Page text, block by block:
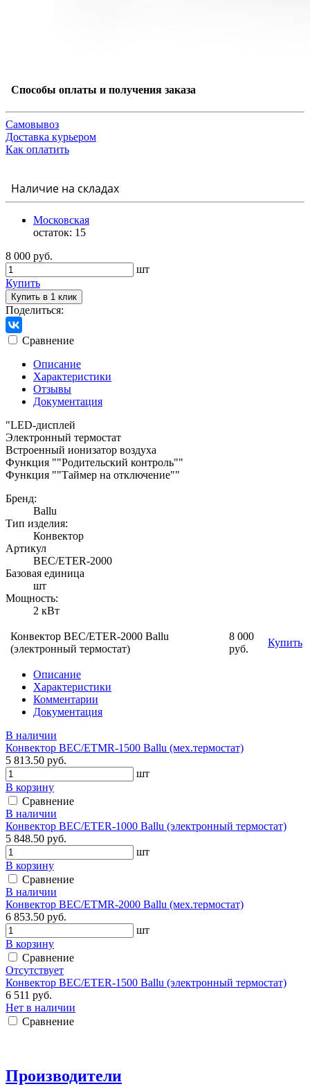
Способы оплаты и получения заказа
Самовывоз
Доставка курьером
Как оплатить
Наличие на складах
Московская
остаток: 15
8 000 руб.
шт
Купить
Купить в 1 клик
Поделиться:
Сравнение
Описание
Характеристики
Отзывы
Документация
"LED-дисплей
Электронный термостат
Встроенный ионизатор воздуха
Функция ""Родительский контроль""
Функция ""Таймер на отключение""
Бренд:
Ballu
Тип изделия:
Конвектор
Артикул
BEC/ETER-2000
Базовая единица
шт
Мощность:
2 кВт
Конвектор BEC/ETER-2000 Ballu
(электронный термостат)
8 000
руб.
Купить
Описание
Характеристики
Комментарии
Документация
В наличии
Конвектор BEC/ETMR-1500 Ballu (мех.термостат)
5 813.50 руб.
шт
В корзину
Сравнение
В наличии
Конвектор BEC/ETER-1000 Ballu (электронный термостат)
5 848.50 руб.
шт
В корзину
Сравнение
В наличии
Конвектор BEC/ETMR-2000 Ballu (мех.термостат)
6 853.50 руб.
шт
В корзину
Сравнение
Отсутствует
Конвектор BEC/ETER-1500 Ballu (электронный термостат)
6 511 руб.
Нет в наличии
Сравнение
Производители